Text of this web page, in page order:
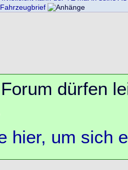
dürfen
hier, um sich